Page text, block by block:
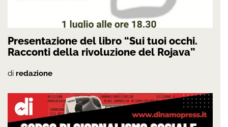
Presentazione del libro “Sui tuoi occhi.
Racconti della rivoluzione del Rojava”
di redazione